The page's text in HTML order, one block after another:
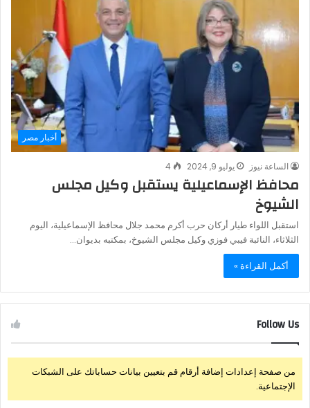
أخبار مصر
الساعة نيوز يوليو 9, 2024 4
محافظ الإسماعيلية يستقبل وكيل مجلس
الشيوخ
استقبل اللواء طيار أركان حرب أكرم محمد جلال محافظ الإسماعيلية، اليوم
الثلاثاء، النائبة فيبي فوزي وكيل مجلس الشيوخ، بمكتبه بديوان…
أكمل القراءة »
Follow Us
من صفحة إعدادات إضافة أرقام قم بتعيين بيانات حساباتك على الشبكات
الإجتماعية.